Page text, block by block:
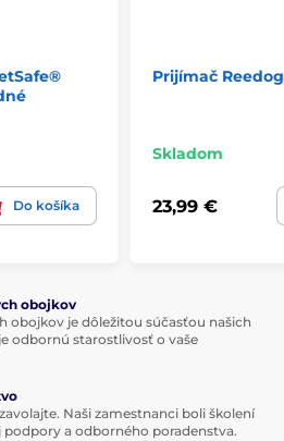
Do košíka
Prijímač Reedog
Skladom
23,99 €
obojkov
obojkov je dôležitou súčasťou našich
odbornú starostlivosť o vaše
Naši zamestnanci boli školení
podpory a odborného poradenstva.